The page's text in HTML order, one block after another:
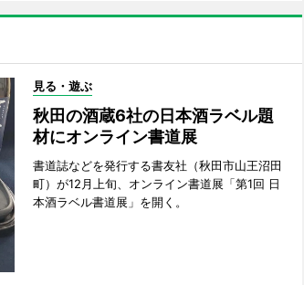
見る・遊ぶ
秋田の酒蔵6社の日本酒ラベル題
材にオンライン書道展
書道誌などを発行する書友社（秋田市山王沼田
町）が12月上旬、オンライン書道展「第1回 日
本酒ラベル書道展」を開く。